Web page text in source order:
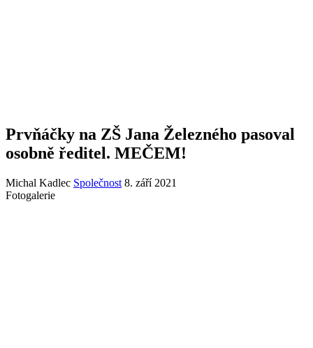
Prvňáčky na ZŠ Jana Železného pasoval
osobně ředitel. MEČEM!
Michal Kadlec Společnost 8. září 2021
Fotogalerie